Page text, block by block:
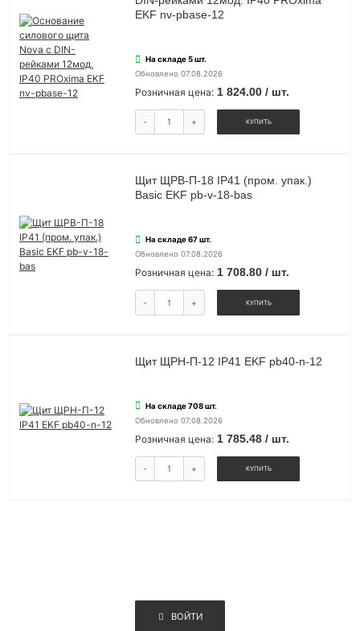
EKF nv-pbase-12
На складе 5 шт.
Обновлено 07.08.2026
Розничная цена: 1 824.00 / шт.
- + КУПИТЬ
Щит ЩРВ-П-18 IP41 (пром. упак.)
Basic EKF pb-v-18-bas
На складе 67 шт.
Обновлено 07.08.2026
Розничная цена: 1 708.80 / шт.
- + КУПИТЬ
Щит ЩРН-П-12 IP41 EKF pb40-n-12
На складе 708 шт.
Обновлено 07.08.2026
Розничная цена: 1 785.48 / шт.
- + КУПИТЬ
ВОЙТИ